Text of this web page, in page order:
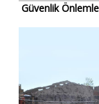
Güvenlik